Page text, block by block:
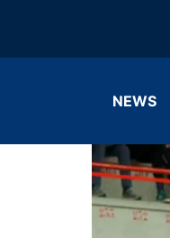
NEWS